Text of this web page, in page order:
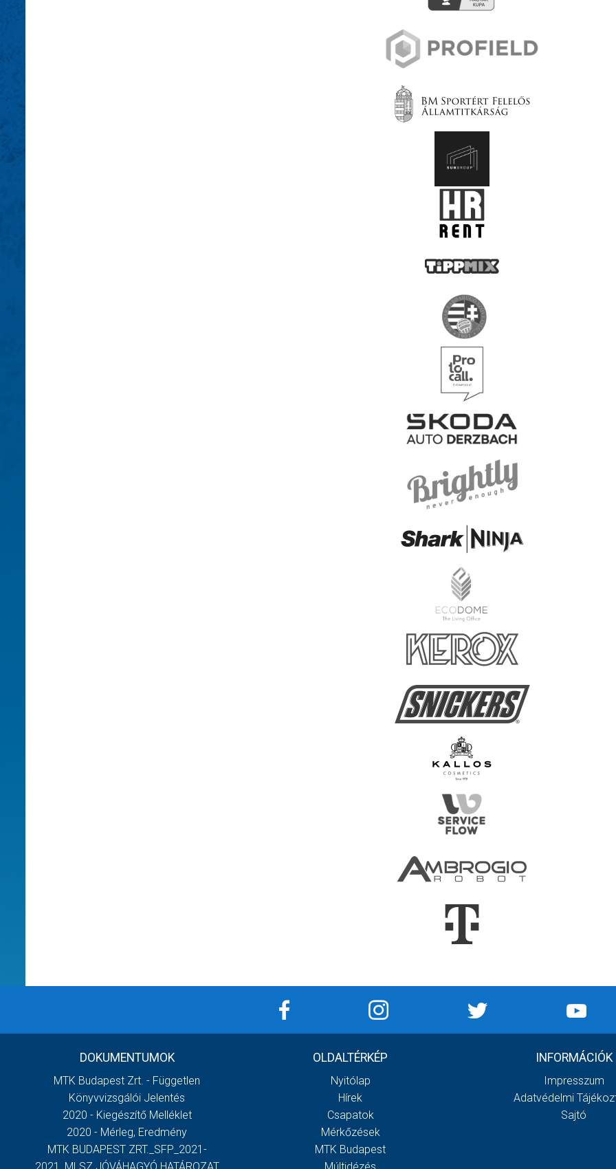
DOKUMENTUMOK
MTK Budapest Zrt. - Független
Könyvvizsgálói Jelentés
2020 - Kiegészítő Melléklet
2020 - Mérleg, Eredmény
MTK BUDAPEST ZRT._SFP_2021-
OLDALTÉRKÉP
Nyitólap
Hírek
Csapatok
Mérkőzések
MTK Budapest
INFORMÁCIÓK
Impresszum
Adatvédelmi
Sajtó